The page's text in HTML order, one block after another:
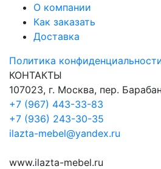
О компании
Как заказать
Доставка
Политика
КОНТАКТЫ
107023, г. Москва, пер.
+7 (967) 443-33-83
+7 (936) 243-30-35
ilazta-mebel@yandex.ru
www.ilazta-mebel.ru